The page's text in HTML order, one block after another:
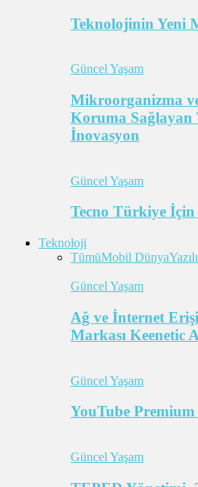
Teknolojinin Yeni
Güncel Yaşam
Mikroorganizma
Koruma Sağlayan
İnovasyon
Güncel Yaşam
Tecno Türkiye
Teknoloji
TümüMobil Dünya
Güncel Yaşam
Ağ ve İnternet
Markası Keenetic
Güncel Yaşam
YouTube Premium
Güncel Yaşam